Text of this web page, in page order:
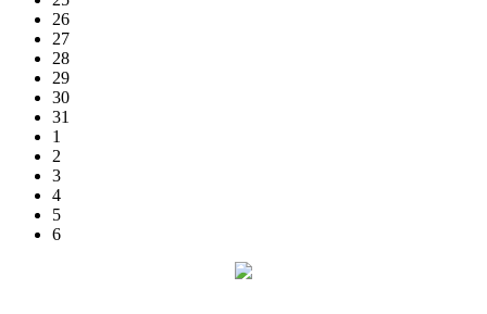
26
27
28
29
30
31
1
2
3
4
5
6